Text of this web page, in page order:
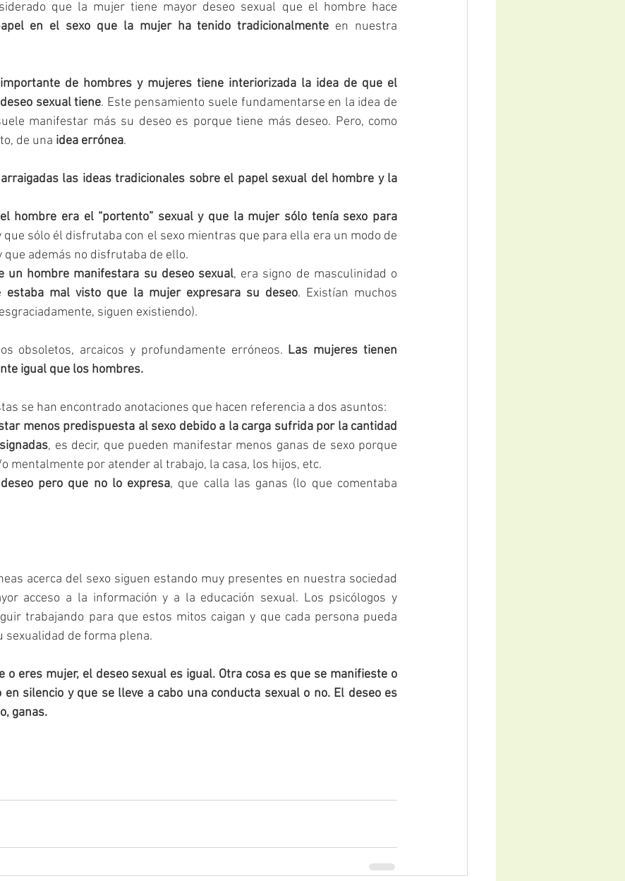
que la mujer tiene mayor deseo sexual que el hombre hace
en el sexo que la mujer ha tenido tradicionalmente en nuestra
de hombres y mujeres tiene interiorizada la idea de que el
sexual tiene. Este pensamiento suele fundamentarse en la idea de
manifestar más su deseo es porque tiene más deseo. Pero, como
de una idea errónea.
las ideas tradicionales sobre el papel sexual del hombre y la
el hombre era el “portento” sexual y que la mujer sólo tenía sexo para
que sólo él disfrutaba con el sexo mientras que para ella era un modo de
que además no disfrutaba de ello.
un hombre manifestara su deseo sexual, era signo de masculinidad o
estaba mal visto que la mujer expresara su deseo. Existían muchos
siguen existiendo).
obsoletos, arcaicos y profundamente erróneos. Las mujeres tienen
igual que los hombres.
se han encontrado anotaciones que hacen referencia a dos asuntos:
menos predispuesta al sexo debido a la carga sufrida por la cantidad
, es decir, que pueden manifestar menos ganas de sexo porque
mentalmente por atender al trabajo, la casa, los hijos, etc.
pero que no lo expresa, que calla las ganas (lo que comentaba
acerca del sexo siguen estando muy presentes en nuestra sociedad
acceso a la información y a la educación sexual. Los psicólogos y
trabajando para que estos mitos caigan y que cada persona pueda
de forma plena.
o eres mujer, el deseo sexual es igual. Otra cosa es que se manifieste o
en silencio y que se lleve a cabo una conducta sexual o no. El deseo es
ganas.